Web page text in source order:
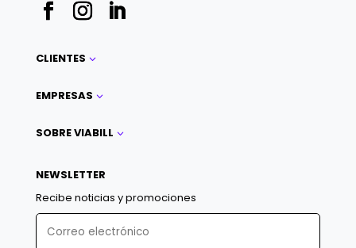
CLIENTES 3
EMPRESAS 3
SOBRE VIABILL 3
NEWSLETTER
Recibe noticias y promociones